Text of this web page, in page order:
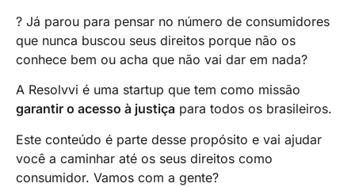
? Já parou para pensar no número de consumidores
que nunca buscou seus direitos porque não os
conhece bem ou acha que não vai dar em nada?
A Resolvvi é uma startup que tem como missão
garantir o acesso à justiça para todos os brasileiros.
Este conteúdo é parte desse propósito e vai ajudar
você a caminhar até os seus direitos como
consumidor. Vamos com a gente?